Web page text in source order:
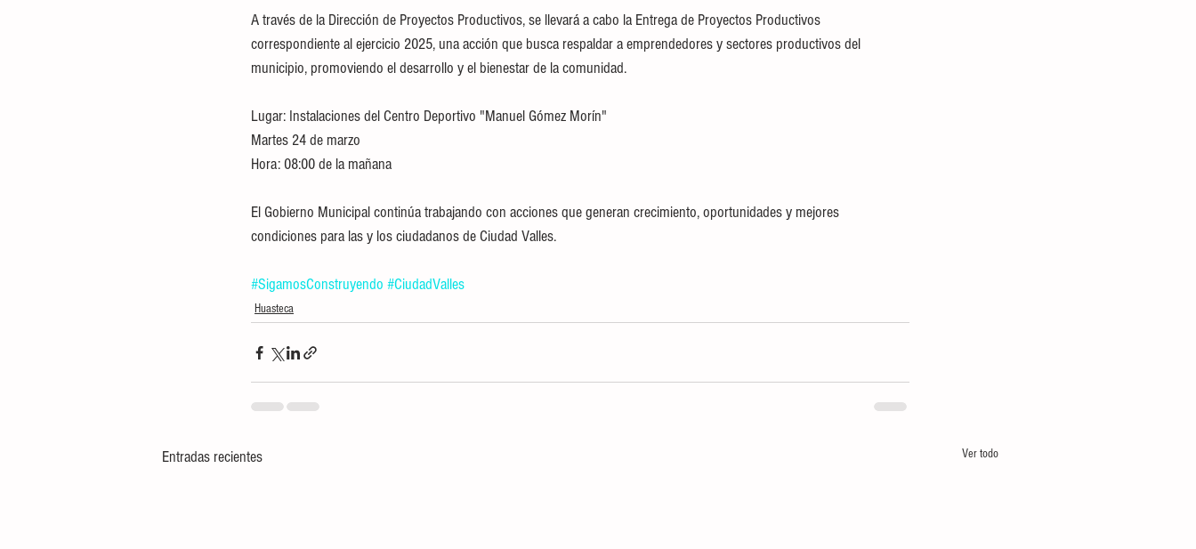
A través de la Dirección de Proyectos Productivos, se llevará a cabo la Entrega de Proyectos Productivos
correspondiente al ejercicio 2025, una acción que busca respaldar a emprendedores y sectores productivos del
municipio, promoviendo el desarrollo y el bienestar de la comunidad.
Lugar: Instalaciones del Centro Deportivo "Manuel Gómez Morín"
Martes 24 de marzo
Hora: 08:00 de la mañana
El Gobierno Municipal continúa trabajando con acciones que generan crecimiento, oportunidades y mejores
condiciones para las y los ciudadanos de Ciudad Valles.
#SigamosConstruyendo #CiudadValles
Huasteca
Entradas recientes Ver todo